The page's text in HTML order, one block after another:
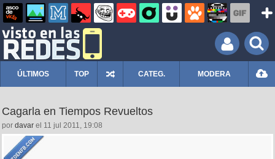
ÚLTIMOS TOP CATEG. MODERA
Cagarla en Tiempos Revueltos
por davar el 11 jul 2011, 19:08